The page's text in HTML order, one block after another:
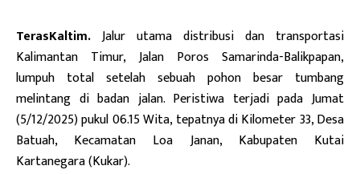
TerasKaltim. Jalur utama distribusi dan transportasi
Kalimantan Timur, Jalan Poros Samarinda-Balikpapan,
lumpuh total setelah sebuah pohon besar tumbang
melintang di badan jalan. Peristiwa terjadi pada Jumat
(5/12/2025) pukul 06.15 Wita, tepatnya di Kilometer 33, Desa
Batuah, Kecamatan Loa Janan, Kabupaten Kutai
Kartanegara (Kukar).